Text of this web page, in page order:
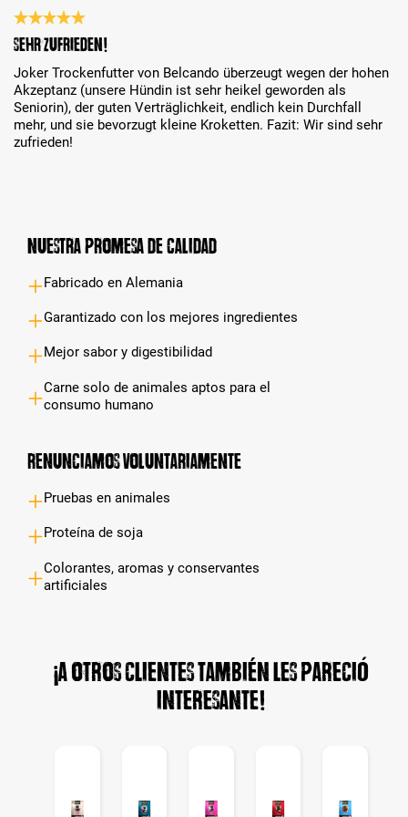
Reseña con calificación de 5 de 5 estrellas
Sehr zufrieden!
Joker Trockenfutter von Belcando überzeugt wegen der hohen
Akzeptanz (unsere Hündin ist sehr heikel geworden als
Seniorin), der guten Verträglichkeit, endlich kein Durchfall
mehr, und sie bevorzugt kleine Kroketten. Fazit: Wir sind sehr
zufrieden!
Nuestra promesa de calidad
Fabricado en Alemania
Garantizado con los mejores ingredientes
Mejor sabor y digestibilidad
Carne solo de animales aptos para el
consumo humano
Renunciamos voluntariamente
Pruebas en animales
Proteína de soja
Colorantes, aromas y conservantes
artificiales
¡A otros clientes también les pareció
interesante!